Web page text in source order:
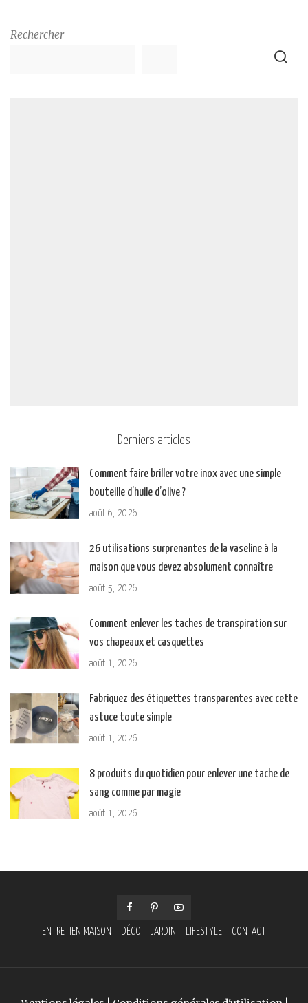
Rechercher
Derniers articles
Comment faire briller votre inox avec une simple
bouteille d’huile d’olive ?
août 6, 2026
26 utilisations surprenantes de la vaseline à la
maison que vous devez absolument connaître
août 5, 2026
Comment enlever les taches de transpiration sur
vos chapeaux et casquettes
août 1, 2026
Fabriquez des étiquettes transparentes avec cette
astuce toute simple
août 1, 2026
8 produits du quotidien pour enlever une tache de
sang comme par magie
août 1, 2026
ENTRETIEN MAISON DÉCO JARDIN LIFESTYLE CONTACT